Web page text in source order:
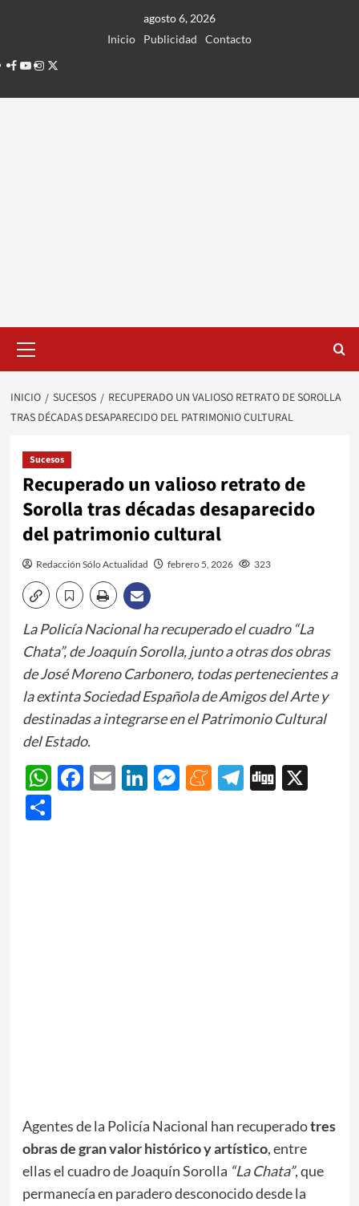
agosto 6, 2026
Inicio
Publicidad
Contacto
Facebook
Youtube
Instagram
Twitter
principal
INICIO SUCESOS
RECUPERADO UN VALIOSO RETRATO DE SOROLLA
TRAS DÉCADAS DESAPARECIDO DEL PATRIMONIO CULTURAL
Sucesos
Recuperado un valioso retrato de
Sorolla tras décadas desaparecido
del patrimonio cultural
Redacción Sólo Actualidad febrero 5, 2026 323
La Policía Nacional ha recuperado el cuadro “La
Chata”, de Joaquín Sorolla, junto a otras dos obras
de José Moreno Carbonero, todas pertenecientes a
la extinta Sociedad Española de Amigos del Arte y
destinadas a integrarse en el Patrimonio Cultural
del Estado.
WhatsApp
Facebook
EmailLinkedIn
Messenger
Meneame
Telegram
Digg
X
Share
Agentes de la Policía Nacional han recuperadotres
obras de gran valor histórico y artístico, entre
ellas el cuadro de Joaquín Sorolla “La Chata”, que
permanecía en paradero desconocido desde la